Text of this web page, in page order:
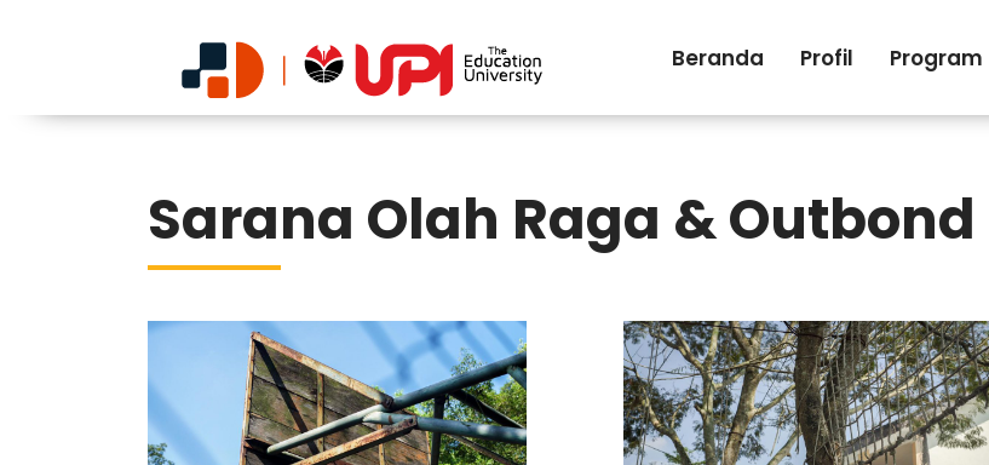
Beranda Profil Program
Sarana Olah Raga & Outbond